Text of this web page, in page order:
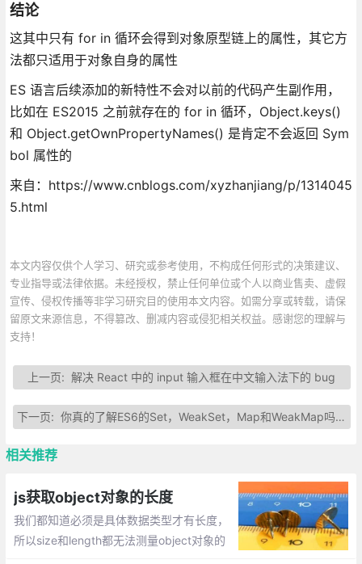
结论
这其中只有 for in 循环会得到对象原型链上的属性，其它方
法都只适用于对象自身的属性
ES 语言后续添加的新特性不会对以前的代码产生副作用，
比如在 ES2015 之前就存在的 for in 循环，Object.keys()
和 Object.getOwnPropertyNames() 是肯定不会返回 Sym
bol 属性的
来自：https://www.cnblogs.com/xyzhanjiang/p/1314045
5.html
本文内容仅供个人学习、研究或参考使用，不构成任何形式的决策建议、
专业指导或法律依据。未经授权，禁止任何单位或个人以商业售卖、虚假
宣传、侵权传播等非学习研究目的使用本文内容。如需分享或转载，请保
留原文来源信息，不得篡改、删减内容或侵犯相关权益。感谢您的理解与
支持！
上一页:解决 React 中的 input 输入框在中文输入法下的 bug
下一页:你真的了解ES6的Set，WeakSet，Map和WeakMap吗？
相关推荐
js获取object对象的长度
我们都知道必须是具体数据类型才有长度，
所以size和length都无法测量object对象的